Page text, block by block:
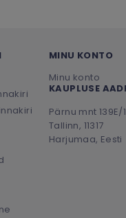
MINU KONTO
Minu konto
KAUPLUSE
Pärnu mnt 139E/1
Tallinn, 11317
Harjumaa, Eesti